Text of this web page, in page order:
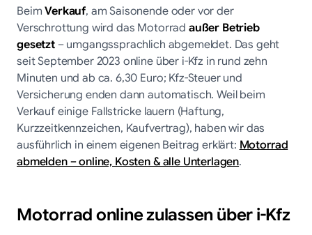
BeimVerkauf, am Saisonende oder vor der
Verschrottung wird das Motorradaußer Betrieb
gesetzt– umgangssprachlich abgemeldet. Das geht
seit September 2023 online über i-Kfz in rund zehn
Minuten und ab ca. 6,30 Euro; Kfz-Steuer und
Versicherung enden dann automatisch. Weil beim
Verkauf einige Fallstricke lauern (Haftung,
Kurzzeitkennzeichen, Kaufvertrag), haben wir das
ausführlich in einem eigenen Beitrag erklärt:Motorrad
abmelden – online, Kosten & alle Unterlagen.
Motorrad online zulassen über i-Kfz